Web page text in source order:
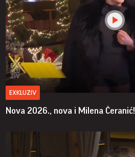
EXKLUZIV
Nova 2026., nova i Milena Ćeranić!